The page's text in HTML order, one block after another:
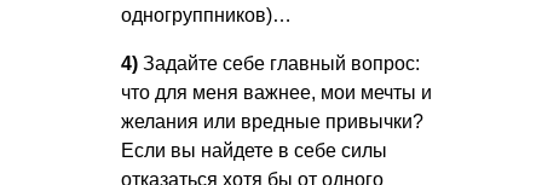
одногруппников)…
4) Задайте себе главный вопрос:
что для меня важнее, мои мечты и
желания или вредные привычки?
Если вы найдете в себе силы
отказаться хотя бы от одного